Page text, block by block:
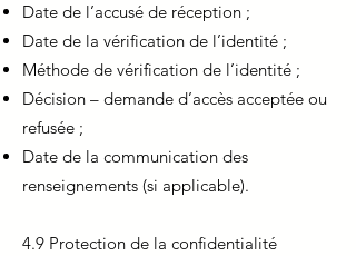
Date de l’accusé de réception ;
Date de la vérification de l’identité ;
Méthode de vérification de l’identité ;
Décision – demande d’accès acceptée ou
refusée ;
Date de la communication des
renseignements (si applicable).
4.9 Protection de la confidentialité